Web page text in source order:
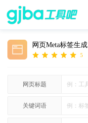
网页Meta标签生成
5
网页标题
关键词语